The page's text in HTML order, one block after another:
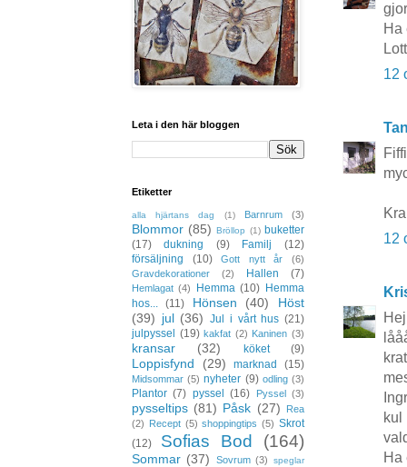
Ha
12
12
kul
Ha
Leta i den här bloggen
Etiketter
alla hjärtans dag (1) Barnrum (3)
Blommor (85) Bröllop (1) buketter
(17)
dukning (9) Familj
(12)
försäljning
(10) Gott nytt år
(6)
Gravdekorationer
(2) Hallen (7)
Hemlagat (4) Hemma (10) Hemma
hos...
(11) Hönsen (40)
Höst
(39) jul (36) Jul i vårt hus (21)
julpyssel
(19) kakfat (2) Kaninen (3)
kransar (32) köket (9)
Loppisfynd (29) marknad (15)
Midsommar (5) nyheter (9) odling (3)
Plantor (7) pyssel (16) Pyssel (3)
pysseltips (81) Påsk (27)
Rea
(2) Recept (5) shoppingtips (5) Skrot
(12)
Sofias Bod (164)
Sommar (37) Sovrum (3)
speglar